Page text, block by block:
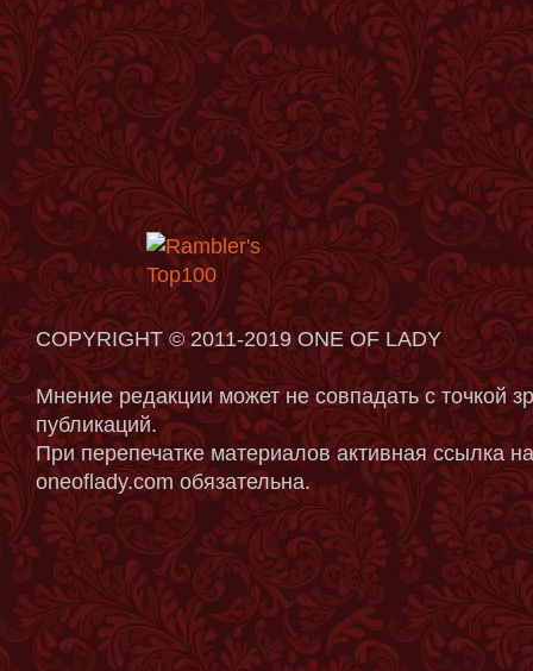
COPYRIGHT © 2011-2019 ONE OF LADY
Мнение редакции может не совпадать с точкой
публикаций.
При перепечатке материалов активная ссылка
oneoflady.com обязательна.